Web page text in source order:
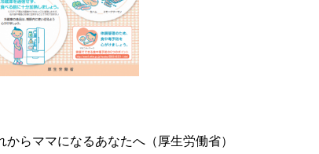
からママになるあなたへ（厚生労働省）